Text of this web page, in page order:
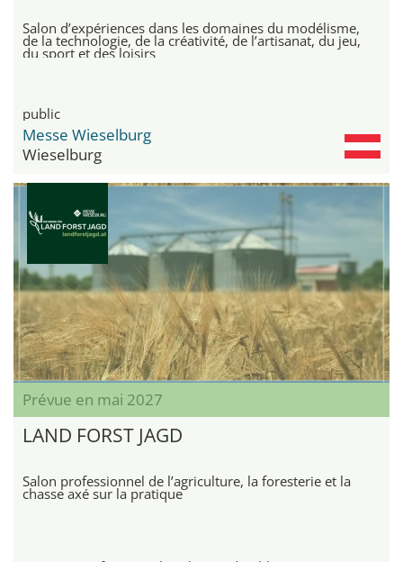
Salon d’expériences dans les domaines du modélisme,
de la technologie, de la créativité, de l’artisanat, du jeu,
du sport et des loisirs
public
Messe Wieselburg
Wieselburg
Prévue en mai 2027
LAND FORST JAGD
Salon professionnel de l’agriculture, la foresterie et la
chasse axé sur la pratique